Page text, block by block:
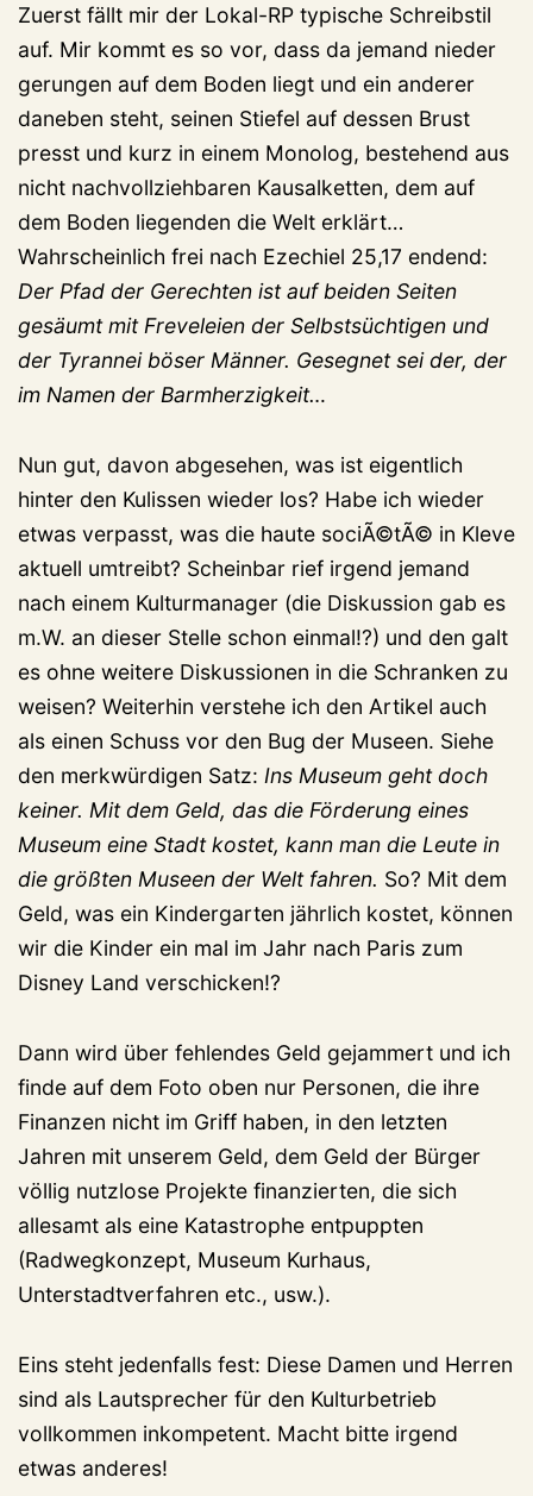
Zuerst fällt mir der Lokal-RP typische Schreibstil
auf. Mir kommt es so vor, dass da jemand nieder
gerungen auf dem Boden liegt und ein anderer
daneben steht, seinen Stiefel auf dessen Brust
presst und kurz in einem Monolog, bestehend aus
nicht nachvollziehbaren Kausalketten, dem auf
dem Boden liegenden die Welt erklärt…
Wahrscheinlich frei nach Ezechiel 25,17 endend:
Der Pfad der Gerechten ist auf beiden Seiten
gesäumt mit Freveleien der Selbstsüchtigen und
der Tyrannei böser Männer. Gesegnet sei der, der
im Namen der Barmherzigkeit…
Nun gut, davon abgesehen, was ist eigentlich
hinter den Kulissen wieder los? Habe ich wieder
etwas verpasst, was die haute sociÃ©tÃ© in Kleve
aktuell umtreibt? Scheinbar rief irgend jemand
nach einem Kulturmanager (die Diskussion gab es
m.W. an dieser Stelle schon einmal!?) und den galt
es ohne weitere Diskussionen in die Schranken zu
weisen? Weiterhin verstehe ich den Artikel auch
als einen Schuss vor den Bug der Museen. Siehe
den merkwürdigen Satz: Ins Museum geht doch
keiner. Mit dem Geld, das die Förderung eines
Museum eine Stadt kostet, kann man die Leute in
die größten Museen der Welt fahren. So? Mit dem
Geld, was ein Kindergarten jährlich kostet, können
wir die Kinder ein mal im Jahr nach Paris zum
Disney Land verschicken!?
Dann wird über fehlendes Geld gejammert und ich
finde auf dem Foto oben nur Personen, die ihre
Finanzen nicht im Griff haben, in den letzten
Jahren mit unserem Geld, dem Geld der Bürger
völlig nutzlose Projekte finanzierten, die sich
allesamt als eine Katastrophe entpuppten
(Radwegkonzept, Museum Kurhaus,
Unterstadtverfahren etc., usw.).
Eins steht jedenfalls fest: Diese Damen und Herren
sind als Lautsprecher für den Kulturbetrieb
vollkommen inkompetent. Macht bitte irgend
etwas anderes!